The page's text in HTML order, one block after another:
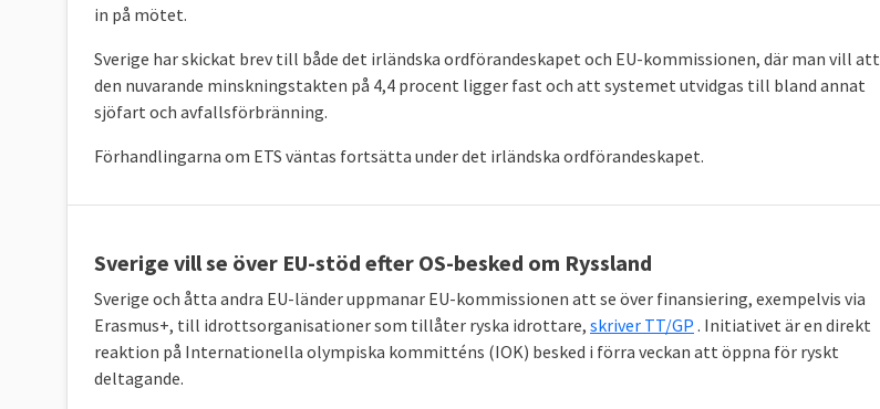
in på mötet.
Sverige har skickat brev till både det irländska ordförandeskapet och EU-kommissionen, där man vill att
den nuvarande minskningstakten på 4,4 procent ligger fast och att systemet utvidgas till bland annat
sjöfart och avfallsförbränning.
Förhandlingarna om ETS väntas fortsätta under det irländska ordförandeskapet.
Sverige vill se över EU-stöd efter OS-besked om Ryssland
Sverige och åtta andra EU-länder uppmanar EU-kommissionen att se över finansiering, exempelvis via
Erasmus+, till idrottsorganisationer som tillåter ryska idrottare, skriver TT/GP . Initiativet är en direkt
reaktion på Internationella olympiska kommitténs (IOK) besked i förra veckan att öppna för ryskt
deltagande.